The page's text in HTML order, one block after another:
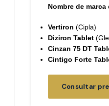
Nombre de
Vertiron (Cipla)
Diziron Tablet
Cinzan 75 DT
Cintigo Forte
Consultar